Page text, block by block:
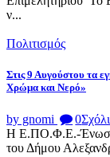
ν...
Πολιτισμός
Στις 9 Αυγούστου τα
Χρώμα και Νερό»
by gnomi 0
Η Ε.ΠΟ.Φ.Ε.-Ένωση
του Δήμου